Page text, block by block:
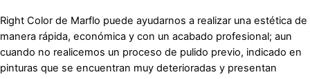
Right Color de Marflo puede ayudarnos a realizar una estética de
manera rápida, económica y con un acabado profesional; aun
cuando no realicemos un proceso de pulido previo, indicado en
pinturas que se encuentran muy deterioradas y presentan